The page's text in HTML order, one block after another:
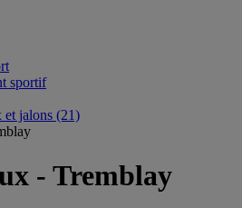
sportif
et jalons (21)
- Tremblay